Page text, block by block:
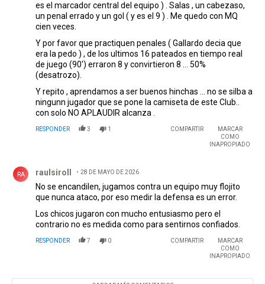
es el marcador central del equipo ) . Salas , un cabezaso,
un penal errado y un gol ( y es el 9 ) . Me quedo con MQ
cien veces.
Y por favor que practiquen penales ( Gallardo decia que
era la pedo ) , de los ultimos 16 pateados en tiempo real
de juego (90') erraron 8 y convirtieron 8 ... 50%
(desatrozo).
Y repito , aprendamos a ser buenos hinchas ... no se silba a
ningunn jugador que se pone la camiseta de este Club..
con solo NO APLAUDIR alcanza .
RESPONDER 3 1 COMPARTIR
MARCAR
COMO
INAPROPIADO
RA raulsiroll 28 DE MAYO DE 2026
No se encandilen, jugamos contra un equipo muy flojito
que nunca ataco, por eso medir la defensa es un error.
Los chicos jugaron con mucho entusiasmo pero el
contrario no es medida como para sentirnos confiados.
RESPONDER 7 0 COMPARTIR
MARCAR
COMO
INAPROPIADO